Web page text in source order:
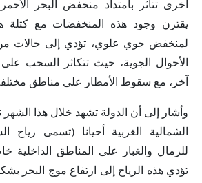
أخرى تتأثر بامتداد منخفض البحر
يقترن وجود هذه المنخفضات مع كتلة
لمنخفض جوي علوي، تؤدي إلى حالات
الأحوال الجوية، حيث تتكاثر السحب
آخر، مع سقوط الأمطار على مناطق
وأشار إلى أن الدولة تشهد خلال هذا
الشمالية الغربية أحيانا (تسمى رياح
للرمال والغبار على المناطق الداخلية
تؤدي هذه الرياح إلى ارتفاع موج البحر